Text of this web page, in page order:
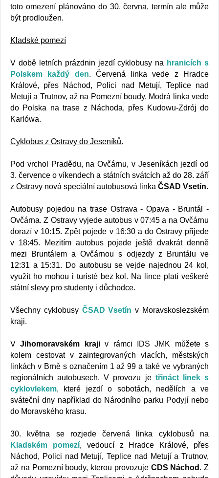
toto omezení plánováno do 30. června, termín ale může
být prodloužen.
Kladské pomezí
V době letních prázdnin jezdí cyklobusy na hranicích s
Polskem každý den. Červená linka vede z Hradce
Králové, přes Náchod, Polici nad Metují, Teplice nad
Metují a Trutnov, až na Pomezní boudy. Modrá linka vede
do Polska na trase z Náchoda, přes Kudowu-Zdrój do
Karlówa.
Cyklobus z Ostravy do Jeseníků.
Pod vrchol Pradědu, na Ovčárnu, v Jeseníkách jezdí od
3. července o víkendech a státních svátcích až do 28. září
z Ostravy nová speciální autobusová linka ČSAD Vsetín.
Autobusy pojedou na trase Ostrava - Opava - Bruntál -
Ovčárna. Z Ostravy vyjede autobus v 07:45 a na Ovčárnu
dorazí v 10:15. Zpět pojede v 16:30 a do Ostravy přijede
v 18:45. Mezitím autobus pojede ještě dvakrát denně
mezi Bruntálem a Ovčárnou s odjezdy z Bruntálu ve
12:31 a 15:31. Do autobusu se vejde najednou 24 kol,
využít ho mohou i turisté bez kol. Na lince platí veškeré
státní slevy pro studenty i důchodce.
Všechny cyklobusy ČSAD Vsetín v Moravskoslezském
kraji.
VJihomoravském krajiv rámci IDS JMK můžete s
kolem cestovat v zaintegrovaných vlacích, městských
linkách v Brně s označením 1 až 99 a také ve vybraných
regionálních autobusech. V provozu je třináct linek s
cyklovlekem, které jezdí o sobotách, nedělích a ve
sváteční dny například do Národního parku Podyjí nebo
do Moravského krasu.
30. května se rozjede červená linka cyklobusů na
Kladském pomezí, vedoucí z Hradce Králové, přes
Náchod, Polici nad Metují, Teplice nad Metují a Trutnov,
až na Pomezní boudy, kterou provozuje CDS Náchod . Z